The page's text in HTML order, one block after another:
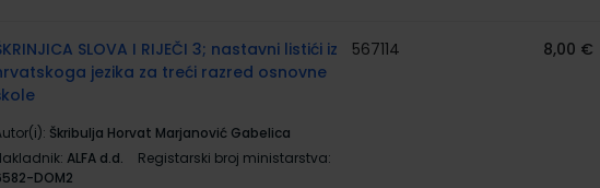
SLOVA I RIJEČI 3; nastavni listići iz
jezika za treći razred osnovne
Škribulja Horvat Marjanović Gabelica
ALFA d.d.
Registarski broj ministarstva:
DOM2
567114 8,00 €